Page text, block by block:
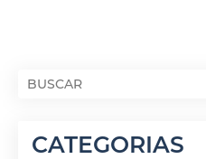
CATEGORIAS